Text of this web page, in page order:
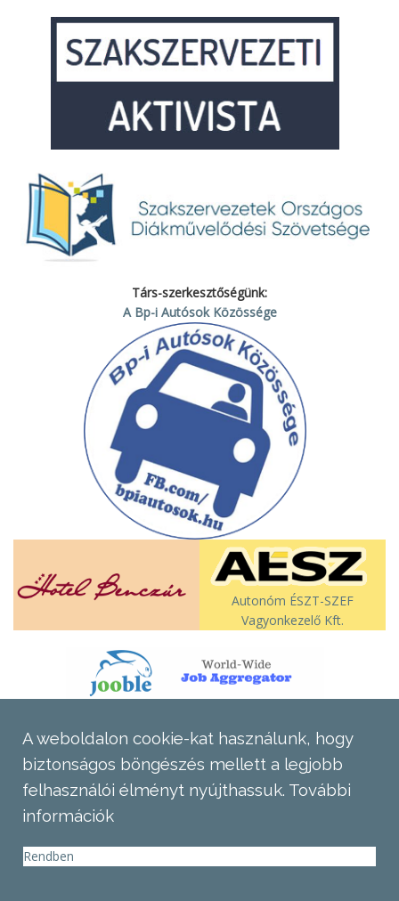
Társ-szerkesztőségünk:
A Bp-i Autósok Közössége
Autonóm ÉSZT-SZEF
Vagyonkezelő Kft.
A weboldalon cookie-kat használunk, hogy
biztonságos böngészés mellett a legjobb
felhasználói élményt nyújthassuk. További
információk
Rendben